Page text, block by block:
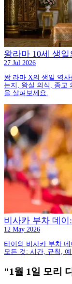
왕라마 10세 생
27 Jul 2026
왕 라마 X의 생일 역
는지, 왕실 의식, 종교
을 살펴보세요.
비사카 부차 데
12 May 2026
타이의 비사카 부차
모든 것: 시간, 규칙,
"1월 1일 모리